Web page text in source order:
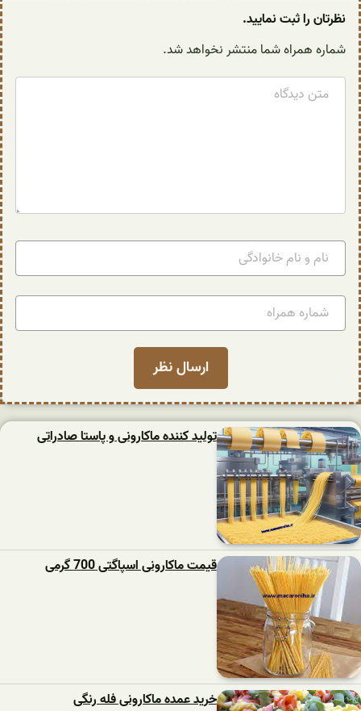
نظرتان را ثبت نمایید.
شماره همراه شما منتشر نخواهد شد.
تولید کننده ماکارونی و پاستا صادراتی
قیمت ماکارونی اسپاگتی 700 گرمی
خرید عمده ماکارونی فله رنگی